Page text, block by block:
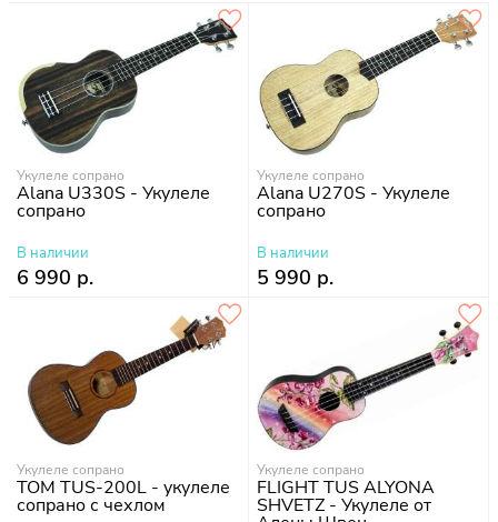
Укулеле сопрано
Alana U330S - Укулеле
сопрано
В наличии
6 990 р.
Укулеле сопрано
Alana U270S - Укулеле
сопрано
В наличии
5 990 р.
Укулеле сопрано
TOM TUS-200L - укулеле
сопрано с чехлом
Укулеле сопрано
FLIGHT TUS ALYONA
SHVETZ - Укулеле от